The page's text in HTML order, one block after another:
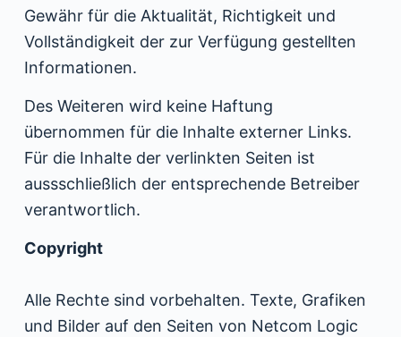
Gewähr für die Aktualität, Richtigkeit und
Vollständigkeit der zur Verfügung gestellten
Informationen.
Des Weiteren wird keine Haftung
übernommen für die Inhalte externer Links.
Für die Inhalte der verlinkten Seiten ist
aussschließlich der entsprechende Betreiber
verantwortlich.
Copyright
Alle Rechte sind vorbehalten. Texte, Grafiken
und Bilder auf den Seiten von Netcom Logic